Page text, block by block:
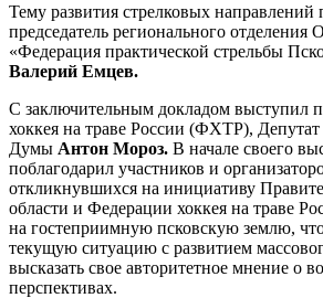
Тему развития стрелковых
председатель регионального
«Федерация практической стрельбы
Валерий Емцев.
С заключительным докладом выступил
хоккея на траве России (ФХТР), Депутат
Думы Антон Мороз. В начале своего
поблагодарил участников и
откликнувшихся на инициативу
области и Федерации хоккея на траве
на гостеприимную псковскую землю,
текущую ситуацию с развитием
высказать свое авторитетное мнение о
перспективах.